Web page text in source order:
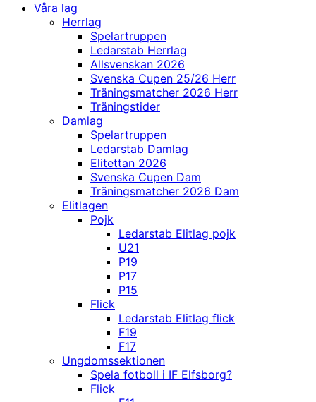
Våra lag
Herrlag
Spelartruppen
Ledarstab Herrlag
Allsvenskan 2026
Svenska Cupen 25/26 Herr
Träningsmatcher 2026 Herr
Träningstider
Damlag
Spelartruppen
Ledarstab Damlag
Elitettan 2026
Svenska Cupen Dam
Träningsmatcher 2026 Dam
Elitlagen
Pojk
Ledarstab Elitlag pojk
U21
P19
P17
P15
Flick
Ledarstab Elitlag flick
F19
F17
Ungdomssektionen
Spela fotboll i IF Elfsborg?
Flick